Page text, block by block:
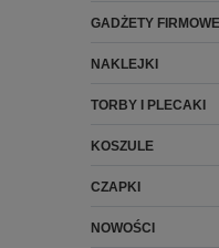
GADŻETY FIRMOWE
NAKLEJKI
TORBY I PLECAKI
KOSZULE
CZAPKI
NOWOŚCI